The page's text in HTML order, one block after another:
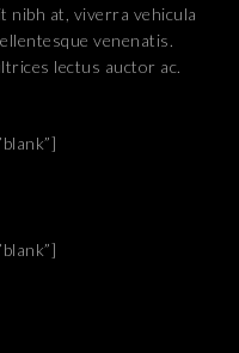
nibh at, viverra vehicula
venenatis.
lectus auctor ac.